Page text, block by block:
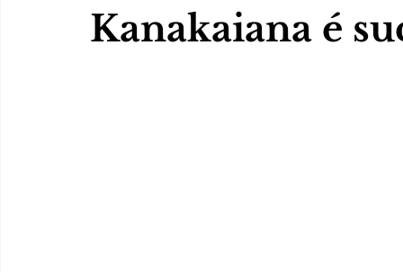
Kanakaiana é